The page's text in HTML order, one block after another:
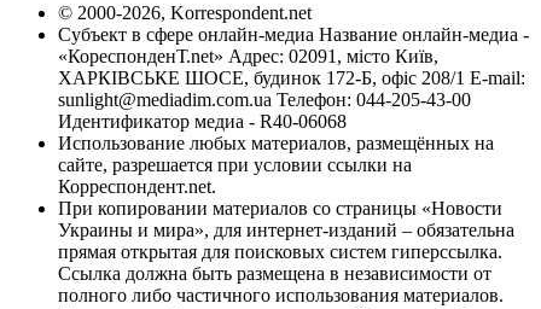
© 2000-2026, Korrespondent.net
Субъект в сфере онлайн-медиа Название онлайн-медиа -
«КореспонденТ.net» Адрес: 02091, місто Київ,
ХАРКІВСЬКЕ ШОСЕ, будинок 172-Б, офіс 208/1 E-mail:
sunlight@mediadim.com.ua Телефон: 044-205-43-00
Идентификатор медиа - R40-06068
Использование любых материалов, размещённых на
сайте, разрешается при условии ссылки на
Корреспондент.net.
При копировании материалов со страницы «Новости
Украины и мира», для интернет-изданий – обязательна
прямая открытая для поисковых систем гиперссылка.
Ссылка должна быть размещена в независимости от
полного либо частичного использования материалов.